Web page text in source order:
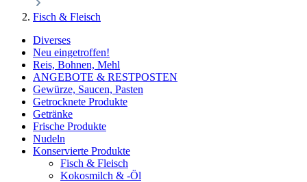
Fisch & Fleisch
Diverses
Neu eingetroffen!
Reis, Bohnen, Mehl
ANGEBOTE & RESTPOSTEN
Gewürze, Saucen, Pasten
Getrocknete Produkte
Getränke
Frische Produkte
Nudeln
Konservierte Produkte
Fisch & Fleisch
Kokosmilch & -Öl